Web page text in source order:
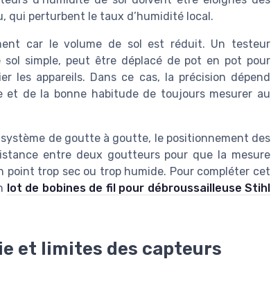
qui perturbent le taux d’humidité local.
car le volume de sol est réduit. Un testeur
sol simple, peut être déplacé de pot en pot pour
les appareils. Dans ce cas, la précision dépend
de la bonne habitude de toujours mesurer au
de goutte à goutte, le positionnement des
entre deux goutteurs pour que la mesure
trop sec ou trop humide. Pour compléter cet
lot de bobines de fil pour débroussailleuse Stihl
et limites des capteurs